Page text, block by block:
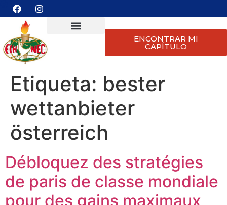
ENCONTRAR MI
CAPÍTULO
Etiqueta: bester
wettanbieter
österreich
Débloquez des stratégies
de paris de classe mondiale
pour des gains maximaux